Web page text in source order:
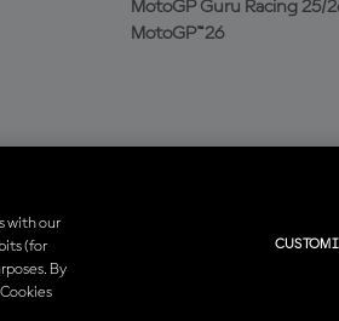
MotoGP Guru Racing 25/
MotoGP™26
adalah milik dari pemiliknya masing-
with our
(for
By